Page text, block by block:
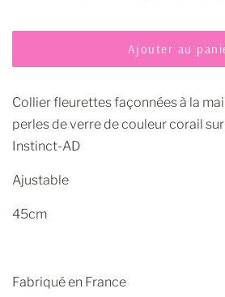
Ajouter au
Collier fleurettes façonnées à la
perles de verre de couleur corail
Instinct-AD
Ajustable
45cm
Fabriqué en France